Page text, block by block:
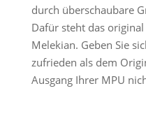
durch überschaubare
Dafür steht das
Melekian. Geben Sie
zufrieden als dem
Ausgang Ihrer MPU